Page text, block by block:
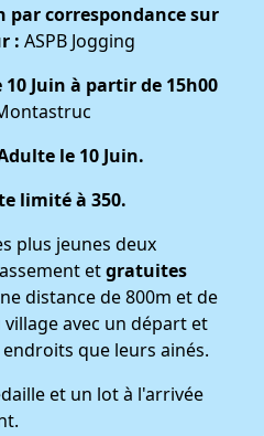
correspondance sur
: ASPB Jogging
Juin à partir de 15h00
le 10 Juin.
limité à 350.
plus jeunes deux
etgratuites
distance de 800m et de
avec un départ et
que leurs ainés.
et un lot à l'arrivée